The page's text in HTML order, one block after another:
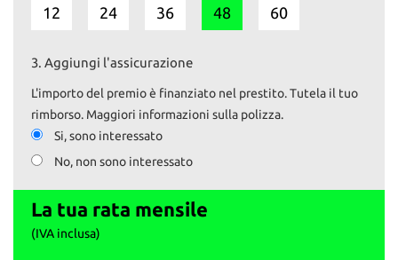
- Vetri posteriori oscurati
- Sensore pressione pneumatici
- Pneumatici 4 stagioni
- Doppie chiavi
Il prezzo esposto comprende il tagliando preconsegna e la
revisione, se necessaria.
Il passaggio è escluso.
dettagliata di ogni nostro veicolo.
12 24 36 48 60
3. Aggiungi l'assicurazione
L'importo del premio è finanziato nel prestito. Tutela il tuo
rimborso. Maggiori informazioni sulla polizza.
Si, sono interessato
No, non sono interessato
La tua rata mensile
(IVA inclusa)